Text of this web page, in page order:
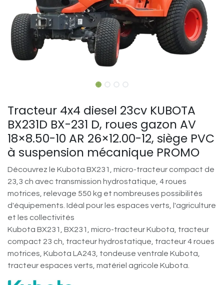
Tracteur 4x4 diesel 23cv KUBOTA
BX231D BX-231 D, roues gazon AV
18×8.50-10 AR 26×12.00-12, siège PVC
à suspension mécanique PROMO
Découvrez le Kubota BX231, micro-tracteur compact de
23,3 ch avec transmission hydrostatique, 4 roues
motrices, relevage 550 kg et nombreuses possibilités
d'équipements. Idéal pour les espaces verts, l'agriculture
et les collectivités
Kubota BX231, BX231, micro-tracteur Kubota, tracteur
compact 23 ch, tracteur hydrostatique, tracteur 4 roues
motrices, Kubota LA243, tondeuse ventrale Kubota,
tracteur espaces verts, matériel agricole Kubota.